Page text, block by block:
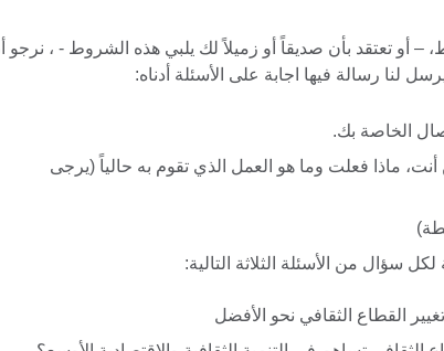
– أو تعتقد بأن صديقاً أو زميلاً لك يلبي هذه الشروط - ، نرجو
لنا رسالة فيها اجابة على الأسئلة أدناه:
الخاصة بك.
ماذا فعلت وما هو العمل الذي تقوم به حالياً (يرجى
القطاع الثقافي نحو الأفضل